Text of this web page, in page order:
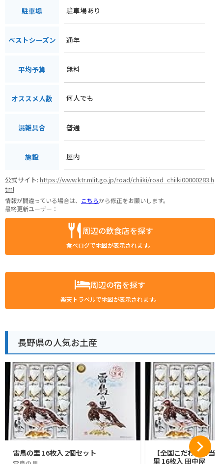
駐車場 駐車場あり
ベストシーズン 通年
平均予算 無料
オススメ人数 何人でも
混雑具合 普通
施設 屋内
公式サイト:https://www.ktr.mlit.go.jp/road/chiiki/road_chiiki00000283.h
tml
情報が間違っている場合は、 こちらから修正をお願いします。
最終更新ユーザー：
周辺の飲食店を探す
食べログで地図が表示されます。
周辺の宿を探す
楽天トラベルで地図が表示されます。
長野県の人気お土産
雷鳥の里 16枚入 2個セット
【全国こだわりご
里 16枚入 田中屋